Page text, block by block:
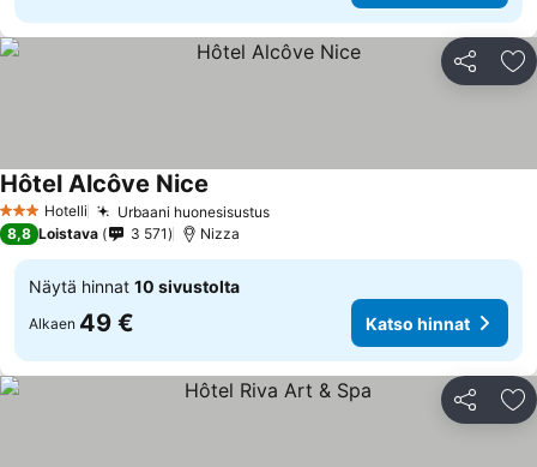
Jaa
3 Tähtiluokitus
Hotelli Urbaani huonesisustusKatso hinnat
Hôtel Alcôve Nice
8,8 Loistava 3 571 Nizza
Näytä hinnat 10 sivustolta
Alkaen 49 € Katso hinnat
Jaa